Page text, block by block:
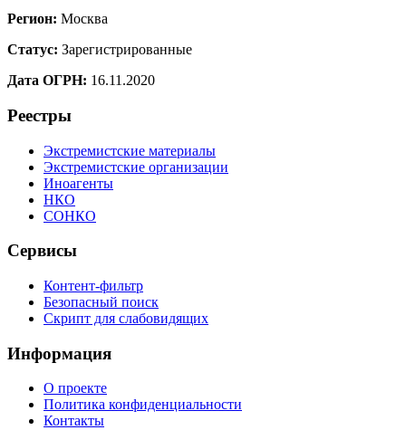
Регион: Москва
Статус: Зарегистрированные
Дата ОГРН: 16.11.2020
Реестры
Экстремистские материалы
Экстремистские организации
Иноагенты
НКО
СОНКО
Сервисы
Контент-фильтр
Безопасный поиск
Скрипт для слабовидящих
Информация
О проекте
Политика конфиденциальности
Контакты